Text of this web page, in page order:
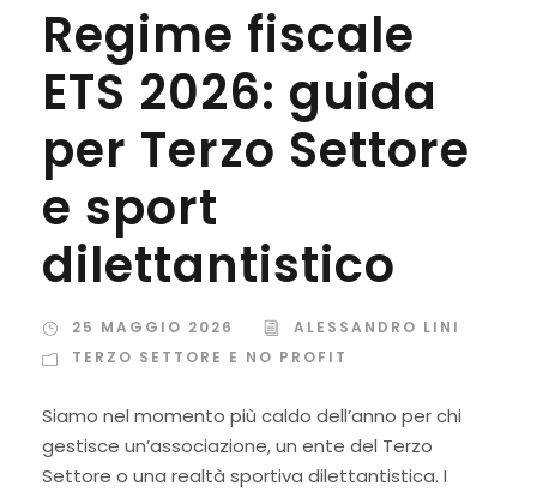
Regime fiscale
ETS 2026: guida
per Terzo Settore
e sport
dilettantistico
25 MAGGIO 2026
ALESSANDRO LINI
TERZO SETTORE E NO PROFIT
Siamo nel momento più caldo dell’anno per chi
gestisce un’associazione, un ente del Terzo
Settore o una realtà sportiva dilettantistica. I